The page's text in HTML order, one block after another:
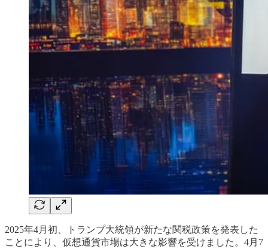
2025年4月初、トランプ大統領が新たな関税政策を発表した
ことにより、仮想通貨市場は大きな影響を受けました。4月7